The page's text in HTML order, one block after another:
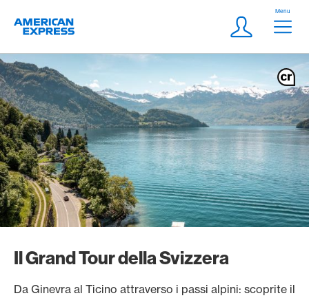
Logo
Meta
Login
Menu
Il Grand Tour della Svizzera
Da Ginevra al Ticino attraverso i passi alpini: scoprite il